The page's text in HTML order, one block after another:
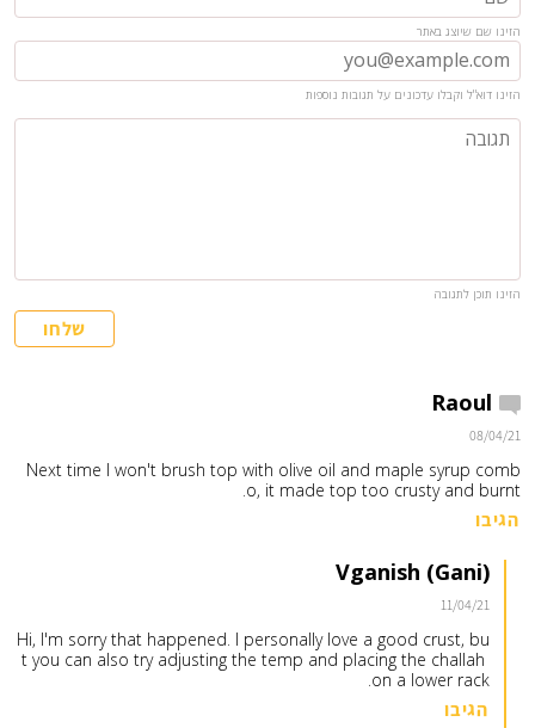
הזינו שם שיוצג באתר
הזינו דוא"ל וקבלו עדכונים על תגובות נוספות
הזינו תוכן לתגובה
שלחו
Raoul
08/04/21
Next time I won't brush top with olive oil and maple syrup comb
o, it made top too crusty and burnt.
הגיבו
Vganish (Gani)
11/04/21
Hi, I'm sorry that happened. I personally love a good crust, bu
t you can also try adjusting the temp and placing the challah
on a lower rack.
הגיבו